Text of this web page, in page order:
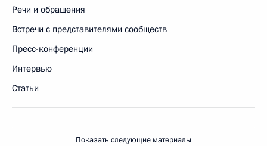
Речи и обращения
Встречи с представителями сообществ
Пресс-конференции
Интервью
Статьи
Показать следующие материалы